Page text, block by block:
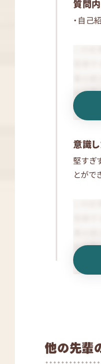
質問
・自己
意識
堅すぎ
とがで
他の先輩